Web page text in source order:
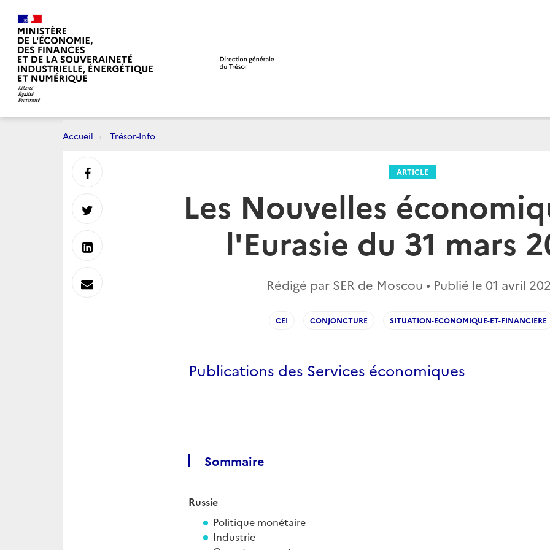
Accueil Trésor-Info
ARTICLE
Les Nouvelles
l'Eurasie du 31 mars
Rédigé par SER de Moscou • Publié le 01 avril
CEI CONJONCTURE SITUATION-ECONOMIQUE-ET-FINANCIERE
Publications des Services économiques
Sommaire
Russie
Politique monétaire
Industrie
Partager
sur
Partager
sur
Partager
sur
Envoyer